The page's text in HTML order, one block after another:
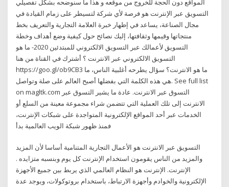
المواقع دون الحجة للخروج من موقعه و هذا ما سنوضحه بشكل تفصيلي
التسويق عبر الإنترنت هو فرصة لأي شركة لتسيطر على زمام القيادة في
مجال الصناعة، يساعد في إظهار خبرة العلامة التجارية والتعريف بخط
منتجاتها وقيمها وثقافتها، إليك نصائح حول كيفية وضع أهداف وخطة
التسويق لأعمالك عبر التسويق الالكتروني للمبتدئين 2020- ما هو
التسويق الالكتروني عبر الانترنت ؟ أشترك في القناة من هنا
https://goo.gl/ob9CB3 ما هو الانترنت؟ سؤال يطرحه أغلبية الناس، ما
هي هذه الكلمة التي بفضلها أصبح العالم على صلة وتواصل. See full list
on magltk.com التسوق عبر الانترنت. عادة ما يشير التسوق عبر
الانترنت إلى تلك العملية التي تتضمن شراء مجموعة معينة من السلع أو
الخدمات عبر أحد المواقع الإلكترونية المتواجدة على شبكات الإنترنت،
فمنذ ظهور شبكة الويب العالمية بدأ
التسويق عبر الانترنت هو الأعمال التجارية المتنامية أساسا لأن المزيد
والمزيد من الناس يقومون استخدام الإنترنت كل يوم وبنسبه متزايده .
الإنترنت. الإنترنت هو النظام العالمي الذي يربط بين جميع الأجهزة
الإلكترونية والخوادم وأجهزة الارتباط، باستخدام بروتوكولات، ويوجد عدة